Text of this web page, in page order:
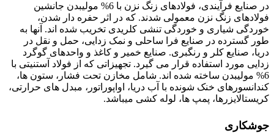
در صنایع فرآیندی، فولادهای زنگ نزن با 6% مولیبدن جانشین
فولادهای زنگ نزن معمولی شدند. که در اثر حفره دار شدن،
خوردگی شیاری و خوردگی تنشی کلریدی تخریب شده اند. آنها به
طور گسترده در صنایع فرا ساحلی و نمک زدایی، حمل و نقل در
دریا، صنایع کلر و رنگبری. صنایع خمیر و کاغذ و واحدهای گوگرد
زدایی مورد استفاده قرار می گیرد. تجهیزاتی که از فولاد آستنیتی با
6% مولیبدن ساخته شده اند. شامل مخازن تحت فشار، ستون ها،
کندانسورهای خنک شونده با آب دریا، اواپوراتور، مبدل های حرارتی،
کریستالایزرها، پمپ ها، لوله کشی میباشد.
جوشکاری